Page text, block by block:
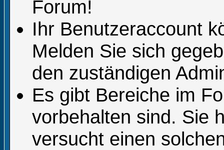
Forum!
Ihr Benutzeraccount
Melden Sie sich
den zuständigen
Es gibt Bereiche im
vorbehalten sind. Sie
versucht einen